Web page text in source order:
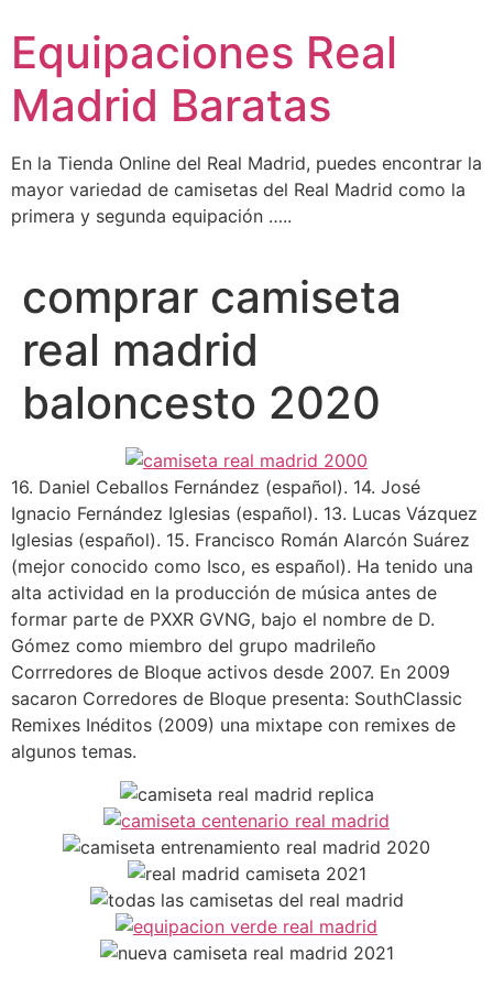
contenido
Equipaciones Real
Madrid Baratas
En la Tienda Online del Real Madrid, puedes encontrar la
mayor variedad de camisetas del Real Madrid como la
primera y segunda equipación …..
comprar camiseta
real madrid
baloncesto 2020
16. Daniel Ceballos Fernández (español). 14. José
Ignacio Fernández Iglesias (español). 13. Lucas Vázquez
Iglesias (español). 15. Francisco Román Alarcón Suárez
(mejor conocido como Isco, es español). Ha tenido una
alta actividad en la producción de música antes de
formar parte de PXXR GVNG, bajo el nombre de D.
Gómez como miembro del grupo madrileño
Corrredores de Bloque activos desde 2007. En 2009
sacaron Corredores de Bloque presenta: SouthClassic
Remixes Inéditos (2009) una mixtape con remixes de
algunos temas.